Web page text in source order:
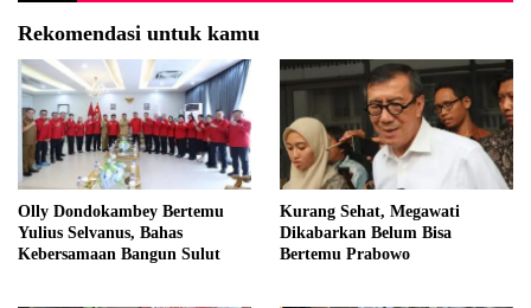
Rekomendasi untuk kamu
Olly Dondokambey Bertemu
Yulius Selvanus, Bahas
Kebersamaan Bangun Sulut
Kurang Sehat, Megawati
Dikabarkan Belum Bisa
Bertemu Prabowo